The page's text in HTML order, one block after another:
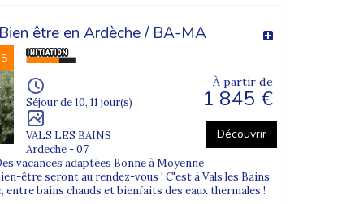
adultes avec troubles mentaux sont
des activités à la carte, en plus des
sont préparés par notre équipe
personnalisées, nous tenons compte
séjour afin que vous profitiez pleinement
ou psychiques. Depuis plus de 10 ans, nous
être en Ardèche / BA-MA
Séjour de 10, 11 jour(s)
VALS LES BAINS
Ardeche - 07
À partir de
1 845 €
Découvrir
vacances adaptées Bonne à Moyenne
être seront au rendez-vous ! C'est à Vals les Bains
bains chauds et bienfaits des eaux thermales !